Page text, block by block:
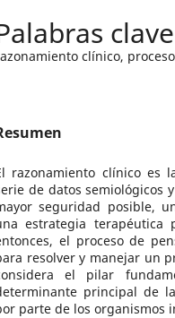
clínico,
razonamiento clínico es
de datos semiológicos
seguridad posible,
estrategia terapéutica
el proceso de
resolver y manejar un
el pilar
principal de
parte de los organismos